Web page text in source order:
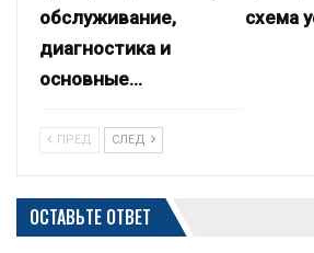
обслуживание,
диагностика и
основные…
схема
ПРЕД СЛЕД
ОСТАВЬТЕ ОТВЕТ